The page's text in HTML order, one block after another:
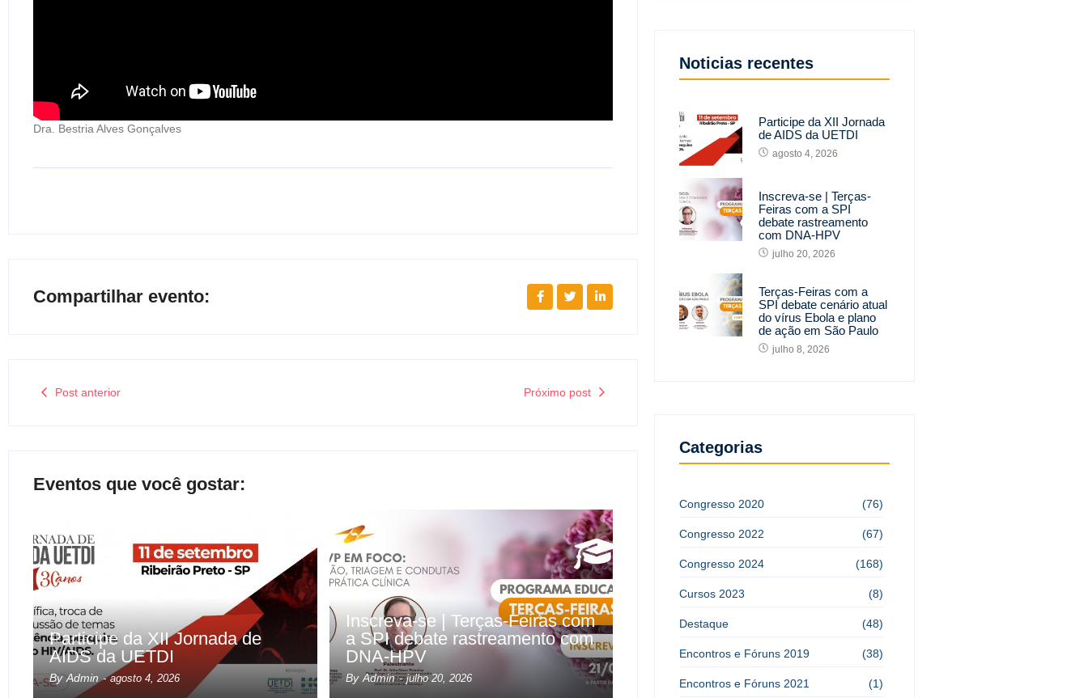
Dra. Bestria Alves Gonçalves
Compartilhar evento:
Post anterior Próximo post
Eventos que você gostar:
Participe da XII Jornada de
AIDS da UETDI
By Admin - agosto 4, 2026
Inscreva-se | Terças-Feiras com
a SPI debate rastreamento com
DNA-HPV
By Admin - julho 20, 2026
Noticias recentes
Participe da XII Jornada
de AIDS da UETDI
agosto 4, 2026
Inscreva-se | Terças-
Feiras com a SPI
debate rastreamento
com DNA-HPV
julho 20, 2026
Terças-Feiras com a
SPI debate cenário atual
do vírus Ebola e plano
de ação em São Paulo
julho 8, 2026
Categorias
Congresso 2020 (76)
Congresso 2022 (67)
Congresso 2024 (168)
Cursos 2023 (8)
Destaque (48)
Encontros e Fóruns 2019 (38)
Encontros e Fóruns 2021 (1)